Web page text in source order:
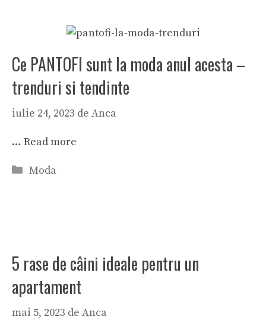
Ce PANTOFI sunt la moda anul acesta –
trenduri si tendinte
iulie 24, 2023 de Anca
… Read more
Categorii
Moda
5 rase de câini ideale pentru un
apartament
mai 5, 2023 de Anca